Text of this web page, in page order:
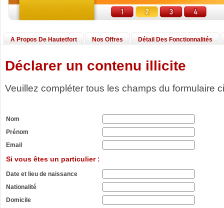
A Propos De Hautetfort Nos Offres Détail Des Fonctionnalités
Déclarer un contenu illicite
Veuillez compléter tous les champs du formulaire
Nom
Prénom
Email
Si vous êtes un particulier :
Date et lieu de naissance
Nationalité
Domicile